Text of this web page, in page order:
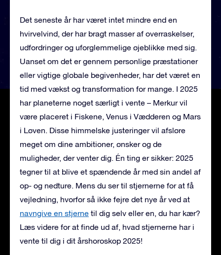
Det seneste år har været intet mindre end en
hvirvelvind, der har bragt masser af overraskelser,
udfordringer og uforglemmelige øjeblikke med sig.
Uanset om det er gennem personlige præstationer
eller vigtige globale begivenheder, har det været en
tid med vækst og transformation for mange. I 2025
har planeterne noget særligt i vente – Merkur vil
være placeret i Fiskene, Venus i Vædderen og Mars
i Løven. Disse himmelske justeringer vil afsløre
meget om dine ambitioner, ønsker og de
muligheder, der venter dig. Én ting er sikker: 2025
tegner til at blive et spændende år med sin andel af
op- og nedture. Mens du ser til stjernerne for at få
vejledning, hvorfor så ikke fejre det nye år ved at
navngive en stjerne til dig selv eller en, du har kær?
Læs videre for at finde ud af, hvad stjernerne har i
vente til dig i dit årshoroskop 2025!